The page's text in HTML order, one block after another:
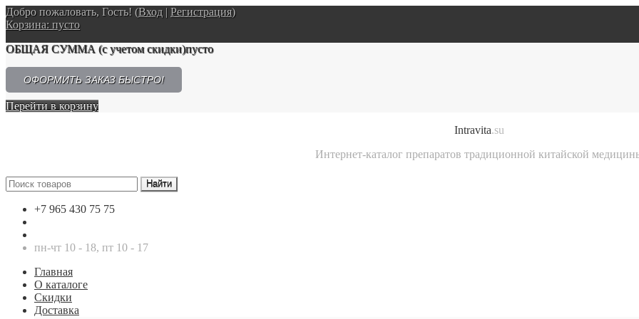
Добро пожаловать, Гость! (Вход | Регистрация)
Корзина: пусто
ОБЩАЯ СУММА (с учетом скидки)пусто
ОФОРМИТЬ ЗАКАЗ БЫСТРО!
Перейти в корзину
Intravita.su
Интернет-каталог препаратов традиционной китайской
+7 965 430 75 75
пн-чт 10 - 18, пт 10 - 17
Главная
О каталоге
Скидки
Доставка